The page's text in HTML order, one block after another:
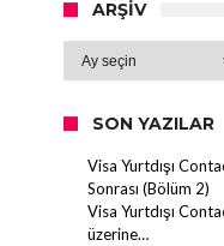
ARŞIV
SON YAZILAR
Visa Yurtdışı
Sonrası (Bölüm 2)
Visa Yurtdışı
üzerine…